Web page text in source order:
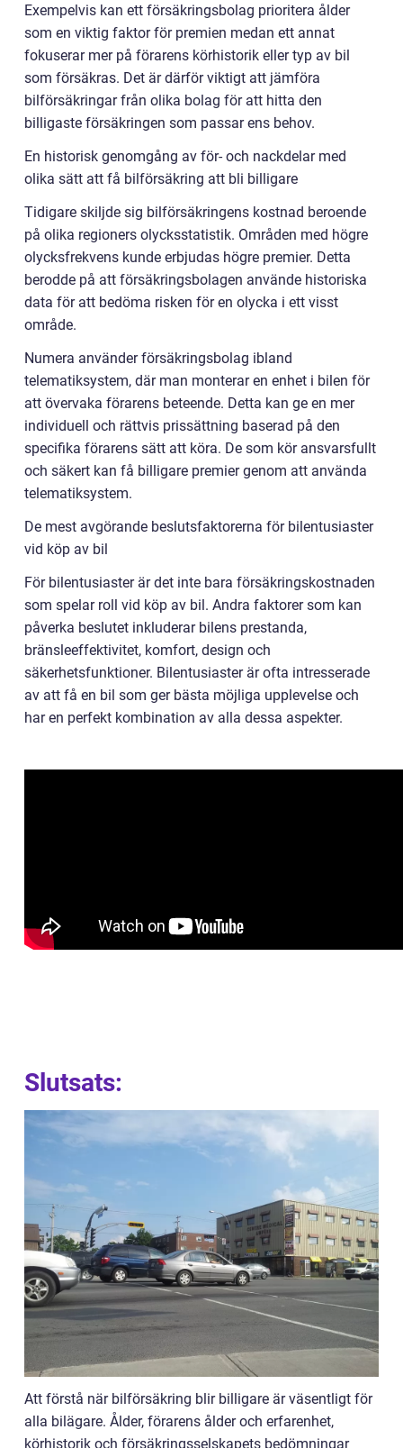
Exempelvis kan ett försäkringsbolag prioritera ålder
som en viktig faktor för premien medan ett annat
fokuserar mer på förarens körhistorik eller typ av bil
som försäkras. Det är därför viktigt att jämföra
bilförsäkringar från olika bolag för att hitta den
billigaste försäkringen som passar ens behov.
En historisk genomgång av för- och nackdelar med
olika sätt att få bilförsäkring att bli billigare
Tidigare skiljde sig bilförsäkringens kostnad beroende
på olika regioners olycksstatistik. Områden med högre
olycksfrekvens kunde erbjudas högre premier. Detta
berodde på att försäkringsbolagen använde historiska
data för att bedöma risken för en olycka i ett visst
område.
Numera använder försäkringsbolag ibland
telematiksystem, där man monterar en enhet i bilen för
att övervaka förarens beteende. Detta kan ge en mer
individuell och rättvis prissättning baserad på den
specifika förarens sätt att köra. De som kör ansvarsfullt
och säkert kan få billigare premier genom att använda
telematiksystem.
De mest avgörande beslutsfaktorerna för bilentusiaster
vid köp av bil
För bilentusiaster är det inte bara försäkringskostnaden
som spelar roll vid köp av bil. Andra faktorer som kan
påverka beslutet inkluderar bilens prestanda,
bränsleeffektivitet, komfort, design och
säkerhetsfunktioner. Bilentusiaster är ofta intresserade
av att få en bil som ger bästa möjliga upplevelse och
har en perfekt kombination av alla dessa aspekter.
Slutsats:
Att förstå när bilförsäkring blir billigare är väsentligt för
alla bilägare. Ålder, förarens ålder och erfarenhet,
körhistorik och försäkringsselskapets bedömningar